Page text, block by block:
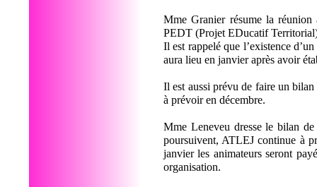
Mme Granier résume la
PEDT (Projet EDucatif
Il est rappelé que l’existence
aura lieu en janvier après avoir
Il est aussi prévu de faire un
à prévoir en décembre.
Mme Leneveu dresse le bilan
poursuivent, ATLEJ continue à
janvier les animateurs seront
organisation.